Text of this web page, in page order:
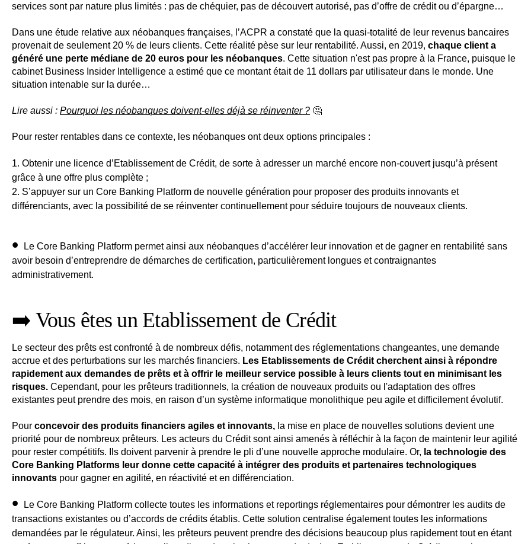
services sont par nature plus limités : pas de chéquier, pas de découvert autorisé, pas d’offre de crédit ou d’épargne…
Dans une étude relative aux néobanques françaises, l’ACPR a constaté que la quasi-totalité de leur revenus bancaires
provenait de seulement 20 % de leurs clients. Cette réalité pèse sur leur rentabilité. Aussi, en 2019, chaque client a
généré une perte médiane de 20 euros pour les néobanques. Cette situation n'est pas propre à la France, puisque le
cabinet Business Insider Intelligence a estimé que ce montant était de 11 dollars par utilisateur dans le monde. Une
situation intenable sur la durée…
Lire aussi : Pourquoi les néobanques doivent-elles déjà se réinventer ? 🤔
Pour rester rentables dans ce contexte, les néobanques ont deux options principales :
Obtenir une licence d’Etablissement de Crédit, de sorte à adresser un marché encore non-couvert jusqu’à présent
grâce à une offre plus complète ;
S’appuyer sur un Core Banking Platform de nouvelle génération pour proposer des produits innovants et
différenciants, avec la possibilité de se réinventer continuellement pour séduire toujours de nouveaux clients.
Le Core Banking Platform permet ainsi aux néobanques d’accélérer leur innovation et de gagner en rentabilité sans
avoir besoin d’entreprendre de démarches de certification, particulièrement longues et contraignantes
administrativement.
➡️ Vous êtes un Etablissement de Crédit
Le secteur des prêts est confronté à de nombreux défis, notamment des réglementations changeantes, une demande
accrue et des perturbations sur les marchés financiers. Les Etablissements de Crédit cherchent ainsi à répondre
rapidement aux demandes de prêts et à offrir le meilleur service possible à leurs clients tout en minimisant les
risques. Cependant, pour les prêteurs traditionnels, la création de nouveaux produits ou l'adaptation des offres
existantes peut prendre des mois, en raison d’un système informatique monolithique peu agile et difficilement évolutif.
Pour concevoir des produits financiers agiles et innovants, la mise en place de nouvelles solutions devient une
priorité pour de nombreux prêteurs. Les acteurs du Crédit sont ainsi amenés à réfléchir à la façon de maintenir leur agilité
pour rester compétitifs. Ils doivent parvenir à prendre le pli d’une nouvelle approche modulaire. Or, la technologie des
Core Banking Platforms leur donne cette capacité à intégrer des produits et partenaires technologiques
innovants pour gagner en agilité, en réactivité et en différenciation.
Le Core Banking Platform collecte toutes les informations et reportings réglementaires pour démontrer les audits de
transactions existantes ou d’accords de crédits établis. Cette solution centralise également toutes les informations
demandées par le régulateur. Ainsi, les prêteurs peuvent prendre des décisions beaucoup plus rapidement tout en étant